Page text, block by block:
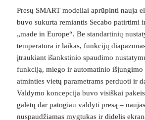
Presų SMART modeliai aprūpinti nauja
buvo sukurta remiantis Secabo patirtimi
„made in Europe“. Be standartinių
temperatūra ir laikas, funkcijų
įtraukiant išankstinio spaudimo
funkciją, miego ir automatinio išjungimo
atminties vietų parametrams perduoti ir
Valdymo koncepcija buvo visiškai
galėtų dar patogiau valdyti presą –
nuspaudžiamas mygtukas ir didelis